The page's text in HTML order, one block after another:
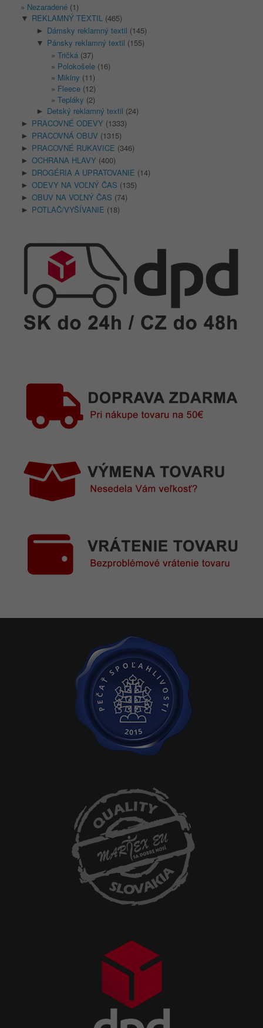
Nezaradené (1)
▼ REKLAMNÝ TEXTIL (465)
► Dámsky reklamný textil (145)
▼ Pánsky reklamný textil (155)
Tričká (37)
Polokošele (16)
Mikiny (11)
Fleece (12)
Tepláky (2)
► Detský reklamný textil (24)
► PRACOVNÉ ODEVY (1333)
► PRACOVNÁ OBUV (1315)
► PRACOVNÉ RUKAVICE (346)
► OCHRANA HLAVY (400)
► DROGÉRIA A UPRATOVANIE (14)
► ODEVY NA VOĽNÝ ČAS (135)
► OBUV NA VOĽNÝ ČAS (74)
► POTLAČ/VYŠÍVANIE (18)